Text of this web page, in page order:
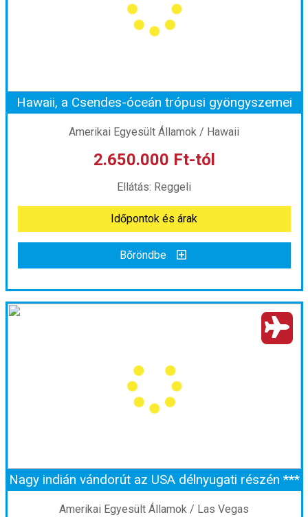
Ellátás:leírás szerint
Szálláskategória:Hotel ***
Kétágyas (franciaágyas) szoba
Időpont: 2026-11-24 | 17 éj
már 2.890.000 Ft-tól
Időpontok és árak
Bőröndbe
Hawaii, a Csendes-óceán trópusi gyöngyszemei
Amerikai Egyesült Államok / Hawaii
2.650.000 Ft-tól
Ellátás: Reggeli
Időpontok és árak
Bőröndbe
Hawaii, a Csendes-óceán trópusi gyöngyszemei
Város:
Honolulu
Utazás módja:
Repülővel
Ellátás:
Reggeli
Szálláskategória:Aparthotel
Kétágyas (franciaágyas) szoba
Időpont: 2026-11-26 | 12 éj
Nagy indián vándorút az USA délnyugati részén ***
Amerikai Egyesült Államok / Las Vegas